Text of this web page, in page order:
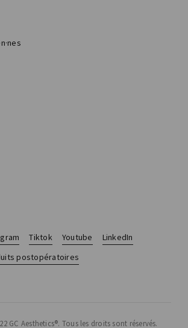
Tiktok Youtube
LinkedIn
postopératoires
GC Aesthetics®. Tous les droits sont réservés.